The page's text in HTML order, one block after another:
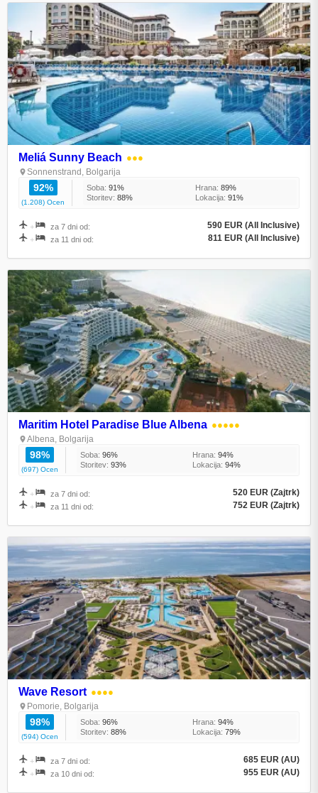
Meliá Sunny Beach ●●●
Sonnenstrand, Bolgarija
92%
(1.208) Ocen
Soba: 91% Hrana: 89%
Storitev: 88% Lokacija: 91%
+ za 7 dni od: 590 EUR (All Inclusive)
+ za 11 dni od: 811 EUR (All Inclusive)
Maritim Hotel Paradise Blue Albena ●●●●●
Albena, Bolgarija
98%
(697) Ocen
Soba: 96% Hrana: 94%
Storitev: 93% Lokacija: 94%
+ za 7 dni od: 520 EUR (Zajtrk)
+ za 11 dni od: 752 EUR (Zajtrk)
Wave Resort ●●●●
Pomorie, Bolgarija
98%
(594) Ocen
Soba: 96% Hrana: 94%
Storitev: 88% Lokacija: 79%
+ za 7 dni od: 685 EUR (AU)
+ za 10 dni od: 955 EUR (AU)